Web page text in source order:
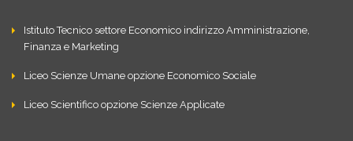
Istituto Tecnico settore Economico indirizzo Amministrazione,
Finanza e Marketing
Liceo Scienze Umane opzione Economico Sociale
Liceo Scientifico opzione Scienze Applicate